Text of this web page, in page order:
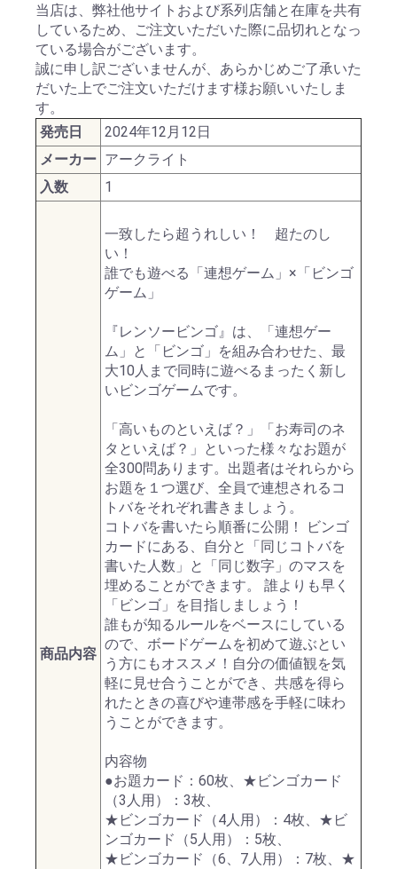
当店は、弊社他サイトおよび系列店舗と在庫を共有
しているため、ご注文いただいた際に品切れとなっ
ている場合がございます。
誠に申し訳ございませんが、あらかじめご了承いた
だいた上でご注文いただけます様お願いいたしま
す。
発売日
2024年12月12日
メーカー アークライト
入数
1
商品内容
一致したら超うれしい！ 超たのし
い！
誰でも遊べる「連想ゲーム」×「ビンゴ
ゲーム」
『レンソービンゴ』は、「連想ゲー
ム」と「ビンゴ」を組み合わせた、最
大10人まで同時に遊べるまったく新し
いビンゴゲームです。
「高いものといえば？」「お寿司のネ
タといえば？」といった様々なお題が
全300問あります。出題者はそれらから
お題を１つ選び、全員で連想されるコ
トバをそれぞれ書きましょう。
コトバを書いたら順番に公開！ ビンゴ
カードにある、自分と「同じコトバを
書いた人数」と「同じ数字」のマスを
埋めることができます。 誰よりも早く
「ビンゴ」を目指しましょう！
誰もが知るルールをベースにしている
ので、ボードゲームを初めて遊ぶとい
う方にもオススメ！自分の価値観を気
軽に見せ合うことができ、共感を得ら
れたときの喜びや連帯感を手軽に味わ
うことができます。
内容物
●お題カード：60枚、★ビンゴカード
（3人用）：3枚、
★ビンゴカード（4人用）：4枚、★ビ
ンゴカード（5人用）：5枚、
★ビンゴカード（6、7人用）：7枚、★